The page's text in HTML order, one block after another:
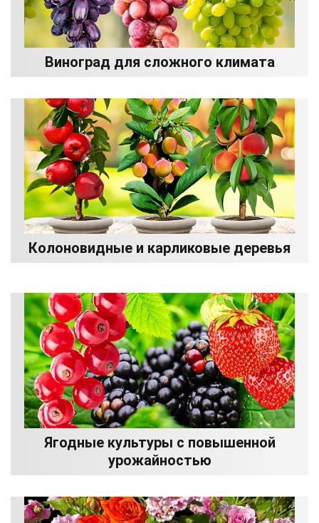
Виноград для сложного климата
Колоновидные и карликовые деревья
Ягодные культуры с повышенной
урожайностью